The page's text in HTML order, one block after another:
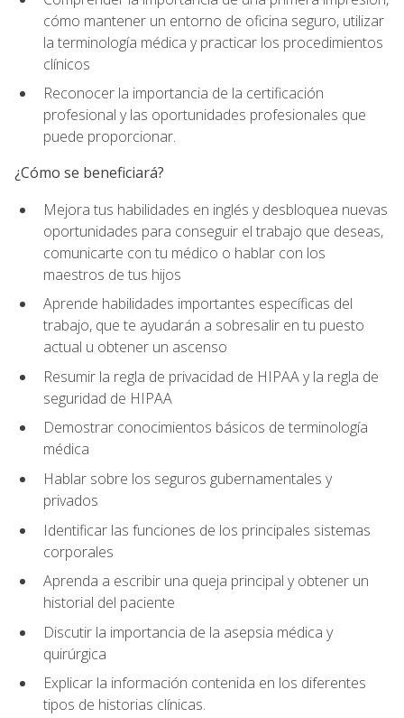
cómo mantener un entorno de oficina seguro, utilizar
la terminología médica y practicar los procedimientos
clínicos
Reconocer la importancia de la certificación
profesional y las oportunidades profesionales que
puede proporcionar.
¿Cómo se beneficiará?
Mejora tus habilidades en inglés y desbloquea nuevas
oportunidades para conseguir el trabajo que deseas,
comunicarte con tu médico o hablar con los
maestros de tus hijos
Aprende habilidades importantes específicas del
trabajo, que te ayudarán a sobresalir en tu puesto
actual u obtener un ascenso
Resumir la regla de privacidad de HIPAA y la regla de
seguridad de HIPAA
Demostrar conocimientos básicos de terminología
médica
Hablar sobre los seguros gubernamentales y
privados
Identificar las funciones de los principales sistemas
corporales
Aprenda a escribir una queja principal y obtener un
historial del paciente
Discutir la importancia de la asepsia médica y
quirúrgica
Explicar la información contenida en los diferentes
tipos de historias clínicas.